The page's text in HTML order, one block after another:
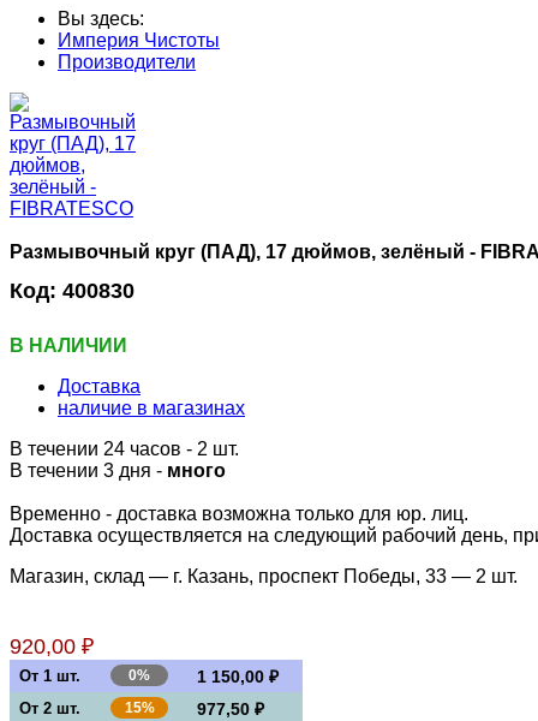
Вы здесь:
Империя Чистоты
Производители
Размывочный круг (ПАД), 17 дюймов, зелёный -
Код: 400830
В НАЛИЧИИ
Доставка
наличие в магазинах
В течении 24 часов - 2 шт.
В течении 3 дня - много
Временно - доставка возможна только для юр. лиц.
Доставка осуществляется на следующий рабочий день,
Магазин, склад — г. Казань, проспект Победы, 33 — 2 шт.
920,00 ₽
От 1 шт. 0% 1 150,00 ₽
От 2 шт. 15% 977,50 ₽